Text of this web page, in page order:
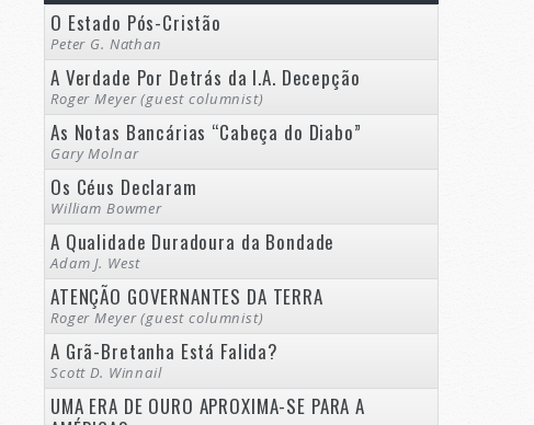
O Estado Pós-Cristão
Peter G. Nathan
A Verdade Por Detrás da I.A. Decepção
Roger Meyer (guest columnist)
As Notas Bancárias “Cabeça do Diabo”
Gary Molnar
Os Céus Declaram
William Bowmer
A Qualidade Duradoura da Bondade
Adam J. West
ATENÇÃO GOVERNANTES DA TERRA
Roger Meyer (guest columnist)
A Grã-Bretanha Está Falida?
Scott D. Winnail
UMA ERA DE OURO APROXIMA-SE PARA A